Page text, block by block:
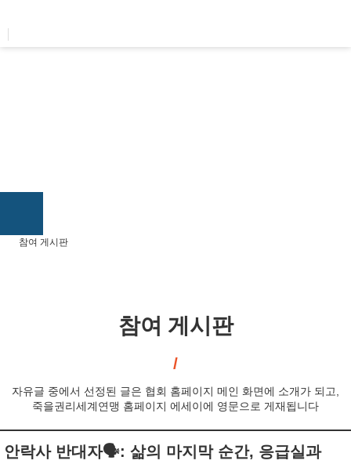
참여 게시판
참여 게시판
자유글 중에서 선정된 글은 협회 홈페이지 메인 화면에 소개가 되고,
죽을권리세계연맹 홈페이지 에세이에 영문으로 게재됩니다
안락사 반대자🗣: 삶의 마지막 순간, 응급실과